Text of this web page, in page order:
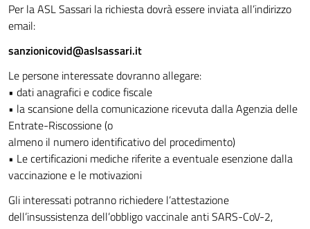
Per la ASL Sassari la richiesta dovrà essere inviata all’indirizzo
email:
sanzionicovid@aslsassari.it
Le persone interessate dovranno allegare:
• dati anagrafici e codice fiscale
• la scansione della comunicazione ricevuta dalla Agenzia delle
Entrate-Riscossione (o
almeno il numero identificativo del procedimento)
• Le certificazioni mediche riferite a eventuale esenzione dalla
vaccinazione e le motivazioni
Gli interessati potranno richiedere l’attestazione
dell’insussistenza dell’obbligo vaccinale anti SARS-CoV-2,